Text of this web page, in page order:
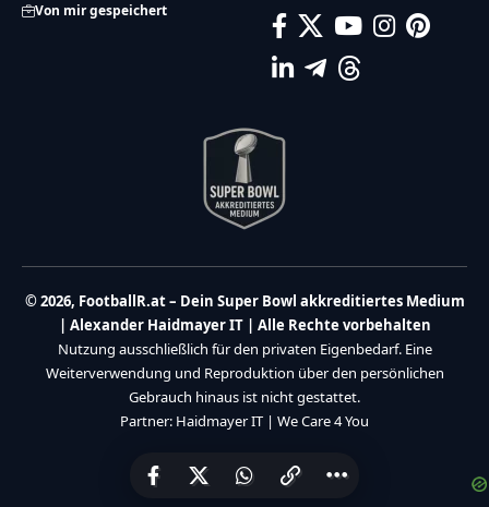
Von mir gespeichert
© 2026, FootballR.at – Dein Super Bowl akkreditiertes Medium
| Alexander Haidmayer IT | Alle Rechte vorbehalten
Nutzung ausschließlich für den privaten Eigenbedarf. Eine
Weiterverwendung und Reproduktion über den persönlichen
Gebrauch hinaus ist nicht gestattet.
Partner: Haidmayer IT | We Care 4 You